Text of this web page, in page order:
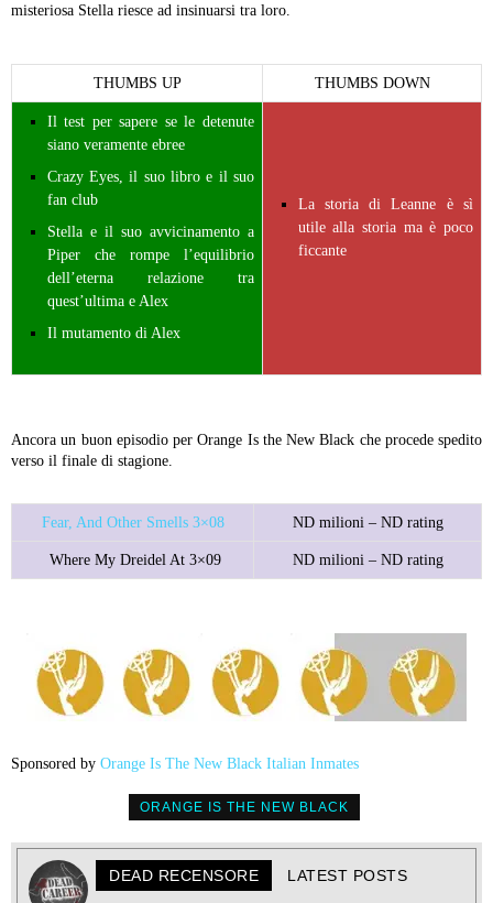
misteriosa Stella riesce ad insinuarsi tra loro.
THUMBS UP THUMBS DOWN
Il test per sapere se le detenute
siano veramente ebree
Crazy Eyes, il suo libro e il suo
fan club
Stella e il suo avvicinamento a
Piper che rompe l’equilibrio
dell’eterna relazione tra
quest’ultima e Alex
Il mutamento di Alex
La storia di Leanne è sì
utile alla storia ma è poco
ficcante
Ancora un buon episodio per Orange Is the New Black che procede spedito
verso il finale di stagione.
Fear, And Other Smells 3×08 ND milioni – ND rating
Where My Dreidel At 3×09 ND milioni – ND rating
Sponsored by Orange Is The New Black Italian Inmates
ORANGE IS THE NEW BLACK
DEAD RECENSORE LATEST POSTS